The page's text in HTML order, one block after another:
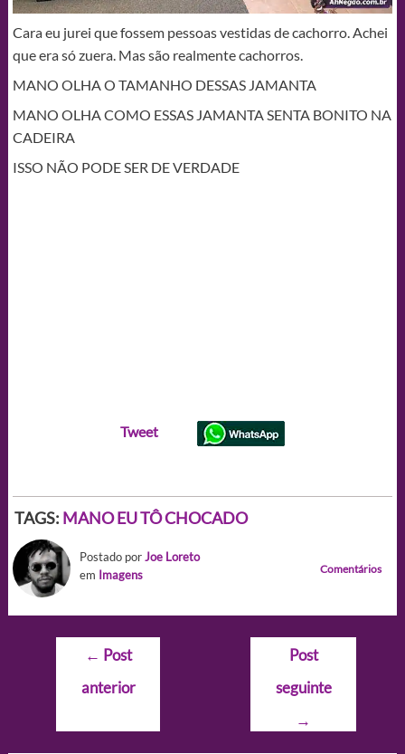
Cara eu jurei que fossem pessoas vestidas de cachorro. Achei
que era só zuera. Mas são realmente cachorros.
MANO OLHA O TAMANHO DESSAS JAMANTA
MANO OLHA COMO ESSAS JAMANTA SENTA BONITO NA
CADEIRA
ISSO NÃO PODE SER DE VERDADE
Tweet
TAGS: MANO EU TÔ CHOCADO
Postado porJoe Loreto
em Imagens Comentários
Navegação
Post
← Post
anterior
Post
seguinte
→